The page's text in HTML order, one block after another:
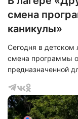
смена
каникулы»
Сегодня в детском
смена программы
предназначенной
примут участие
сопровождающих